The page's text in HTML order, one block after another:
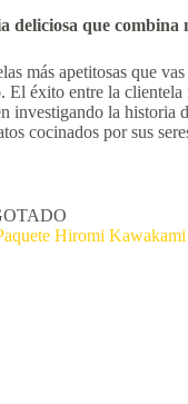
deliciosa que
más apetitosas que
éxito entre la
investigando la
cocinados por sus